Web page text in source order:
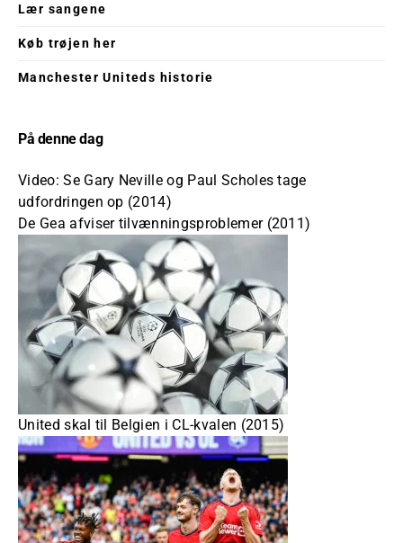
Lær sangene
Køb trøjen her
Manchester Uniteds historie
På denne dag
Video: Se Gary Neville og Paul Scholes tage
udfordringen op (2014)
De Gea afviser tilvænningsproblemer (2011)
United skal til Belgien i CL-kvalen (2015)